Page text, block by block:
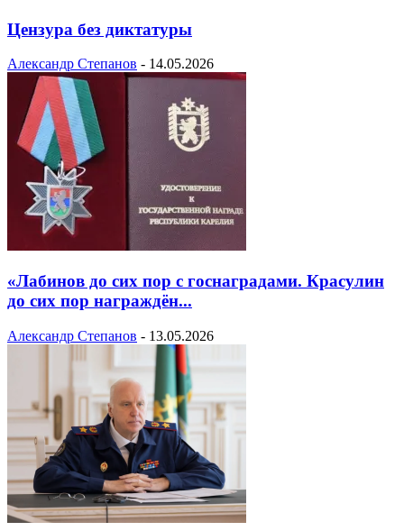
Цензура без диктатуры
Александр Степанов - 14.05.2026
«Лабинов до сих пор с госнаградами. Красулин
до сих пор награждён...
Александр Степанов - 13.05.2026